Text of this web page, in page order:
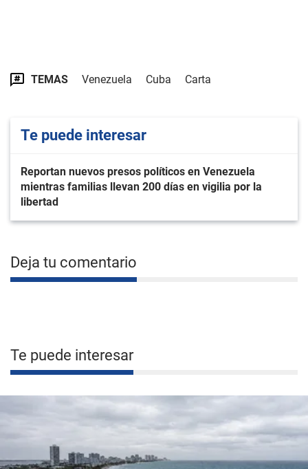
TEMAS Venezuela Cuba Carta
Te puede interesar
Reportan nuevos presos políticos en Venezuela
mientras familias llevan 200 días en vigilia por la
libertad
Deja tu comentario
Te puede interesar